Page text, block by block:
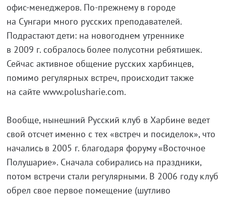
офис-менеджеров. По-прежнемув городе
на Сунгари много русских преподавателей.
Подрастают дети: на новогоднем утреннике
в 2009 г. собралось более полусотни ребятишек.
Сейчас активное общение русских харбинцев,
помимо регулярных встреч, происходит также
на сайте www.polusharie.com.
Вообще, нынешний Русский клуб в Харбине ведет
свой отсчет именно с тех «встреч и посиделок», что
начались в 2005 г. благодаря форуму «Восточное
Полушарие». Сначала собирались на праздники,
потом встречи стали регулярными. В 2006 году клуб
обрел свое первое помещение (шутливо